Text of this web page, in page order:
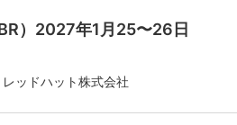
）2027年1月25〜26日
レッドハット株式会社